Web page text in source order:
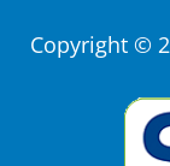
Copyright ©